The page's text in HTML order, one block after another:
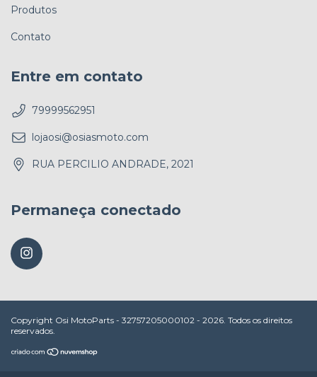
Produtos
Contato
Entre em contato
79999562951
lojaosi@osiasmoto.com
RUA PERCILIO ANDRADE, 2021
Permaneça conectado
Copyright Osi MotoParts - 32757205000102 - 2026. Todos os direitos
reservados.